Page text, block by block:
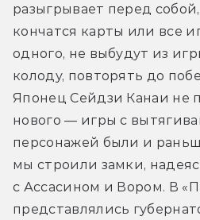
разыгрывает перед
кончатся карты или все
одного, не выбудут из
колоду, повторять до
Японец Сейдзи Канаи не
нового — игры с
персонажей были и
мы строили замки,
с Ассасином и Вором. В
представлялись